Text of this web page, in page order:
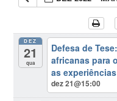
DEZ
21
qua
Defesa de
africanas para
as
dez 21@15:00